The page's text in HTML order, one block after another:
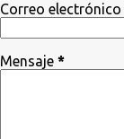
Correo electrónico
Mensaje *